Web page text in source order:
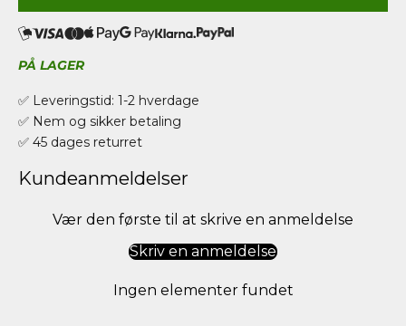
PÅ LAGER
✅ Leveringstid: 1-2 hverdage
✅ Nem og sikker betaling
✅ 45 dages returret
Kundeanmeldelser
Vær den første til at skrive en anmeldelse
Skriv en anmeldelse
Ingen elementer fundet